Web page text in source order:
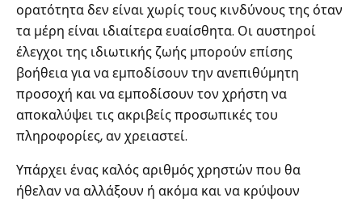
ορατότητα δεν είναι χωρίς τους κινδύνους της όταν
τα μέρη είναι ιδιαίτερα ευαίσθητα. Οι αυστηροί
έλεγχοι της ιδιωτικής ζωής μπορούν επίσης
βοήθεια για να εμποδίσουν την ανεπιθύμητη
προσοχή και να εμποδίσουν τον χρήστη να
αποκαλύψει τις ακριβείς προσωπικές του
πληροφορίες, αν χρειαστεί.
Υπάρχει ένας καλός αριθμός χρηστών που θα
ήθελαν να αλλάξουν ή ακόμα και να κρύψουν